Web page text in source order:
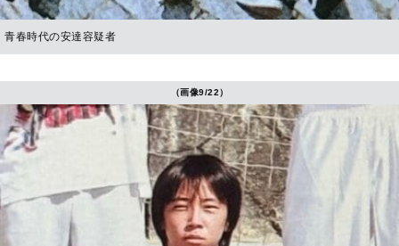
青春時代の安達容疑者
（画像9/22）